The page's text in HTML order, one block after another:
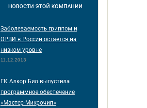
НОВОСТИ ЭТОЙ КОМПАНИИ
Заболеваемость гриппом и
ОРВИ в России остается на
низком уровне
11.12.2013
ГК Алкор Био выпустила
программное обеспечение
«Мастер-Микрочип»